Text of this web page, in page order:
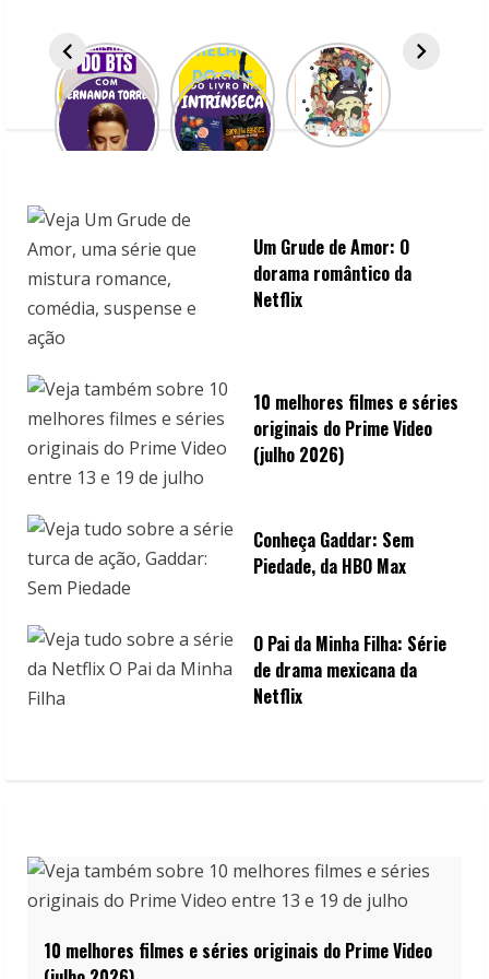
n
g
Um Grude de Amor: O
dorama romântico da
Netflix
10 melhores filmes e séries
originais do Prime Video
(julho 2026)
Conheça Gaddar: Sem
Piedade, da HBO Max
O Pai da Minha Filha: Série
de drama mexicana da
Netflix
10 melhores filmes e séries originais do Prime Video